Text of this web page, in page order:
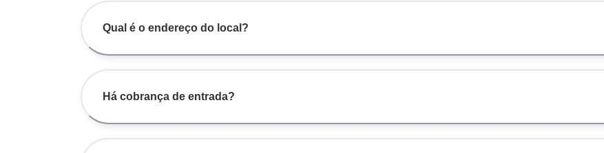
Qual é o endereço do local?
Há cobrança de entrada?